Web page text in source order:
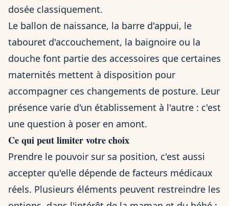
dosée classiquement.
Le ballon de naissance, la barre d'appui, le
tabouret d'accouchement, la baignoire ou la
douche font partie des accessoires que certaines
maternités mettent à disposition pour
accompagner ces changements de posture. Leur
présence varie d'un établissement à l'autre : c'est
une question à poser en amont.
Ce qui peut limiter votre choix
Prendre le pouvoir sur sa position, c'est aussi
accepter qu'elle dépende de facteurs médicaux
réels. Plusieurs éléments peuvent restreindre les